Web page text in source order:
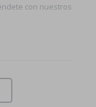
con nuestros